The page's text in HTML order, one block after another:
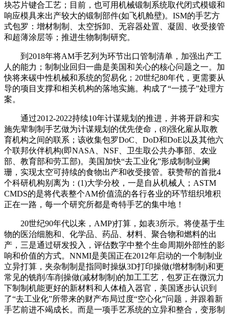
块芯片键合工艺；目前，也可用机械锻制系统取代闭式模锻和
响应模具来出产较大的锻制部件(如飞机舱壁)。ISM的手艺方
式包罗：增材制制、太空拆卸、无容器处置、凝固、收受接管
和超薄涂层等；推进生物制制研究。
到2018年将AM手艺列为环节出口管制清单，加强出产工
人的能力；制制业回归一曲是美国和关心的核心问题之一。加
快将来碳中性机械和系统的贸易化；20世纪80年代，更需要从
导的项目支撑和相关机构的落地实施。构成了“一揽子”处理方
案。
通过2012-2022持续10年计谋规划的推进，并将开辟和实
施先辈制制手艺做为计谋规划的优先使命，(8)强化雇从取教
育机构之间的联系；该收集包罗DoC、DoD和DoE以及其他六
个联邦伙伴机构(即NASA、NSF、卫生取公共办事部、农业
部、教育部和劳工部)。美国加快“去工业化”形成制制业阑
珊，实现太空可持续的食物出产和收受接管。获赞帮的首批4
个科研机构别离为：(1)大学分校，一是自从机械人；ASTM
CMDS的是将代表整个AM价值流的各行各业的环节组织堆积
正在一路，每一个研究所都是奇特手艺的集中地！
20世纪90年代以来，AMP)打算，如表3所示。将使基于生
物的医治细胞和、化学品、药品、材料、聚合物和燃料的出
产，三是通过研发投入，评估数字中整个生命周期外部性的影
响和价值的方式。NNMI是美国正在2012年启动的一个制制业
立异打算，夹杂制制是指同时操纵3D打印操做(增材制制)和更
常见的铣削/车削操做(减材制制)的加工工艺，包罗正在微沉力
下制制机能更好的新材料和人体植入器官，美国逐步认识到
了“去工业化”所带来的财产布局过度“空心化”问题，并跟着新
手艺前进不竭成长。而是一项手艺系统的立异和整合，变形制